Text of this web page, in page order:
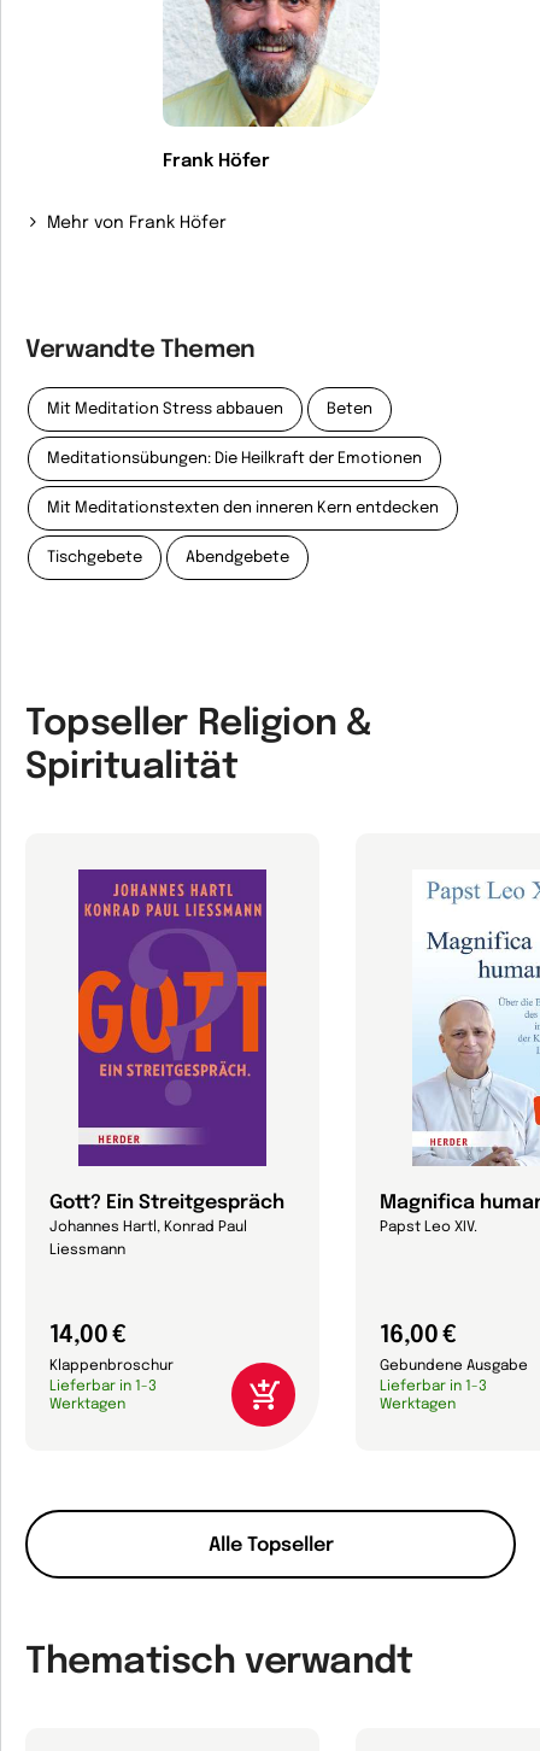
Frank Höfer
Mehr von Frank Höfer
Verwandte Themen
Mit Meditation Stress abbauen Beten
Meditationsübungen: Die Heilkraft der Emotionen
Mit Meditationstexten den inneren Kern entdecken
Tischgebete Abendgebete
Topseller Religion &
Spiritualität
Alle Topseller
Gott? Ein Streitgespräch
Johannes Hartl, Konrad Paul
Liessmann
14,00 €
Klappenbroschur
Lieferbar in 1-3
Werktagen
Magnifica
Papst Leo XIV.
16,00 €
Gebundene Ausgabe
Lieferbar in 1-3
Werktagen
Thematisch verwandt